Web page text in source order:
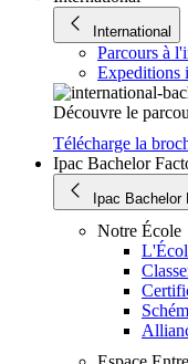
International
Parcours à
Expeditions
Découvre le
Télécharge la
Ipac Bachelor
Ipac Bachelor
Notre École